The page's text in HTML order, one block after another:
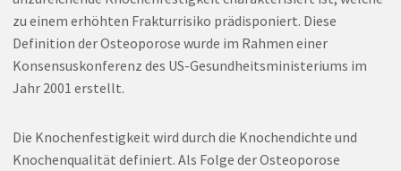
zu einem erhöhten Frakturrisiko prädisponiert. Diese
Definition der Osteoporose wurde im Rahmen einer
Konsensuskonferenz des US-Gesundheitsministeriums im
Jahr 2001 erstellt.
Die Knochenfestigkeit wird durch die Knochendichte und
Knochenqualität definiert. Als Folge der Osteoporose